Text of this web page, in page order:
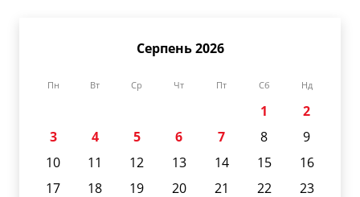
Серпень 2026
Пн Вт Ср Чт Пт Сб Нд
1
2
3
4 5 6 7 8
9
10
11 12 13 14 15
16
17
18 19 20 21 22
23